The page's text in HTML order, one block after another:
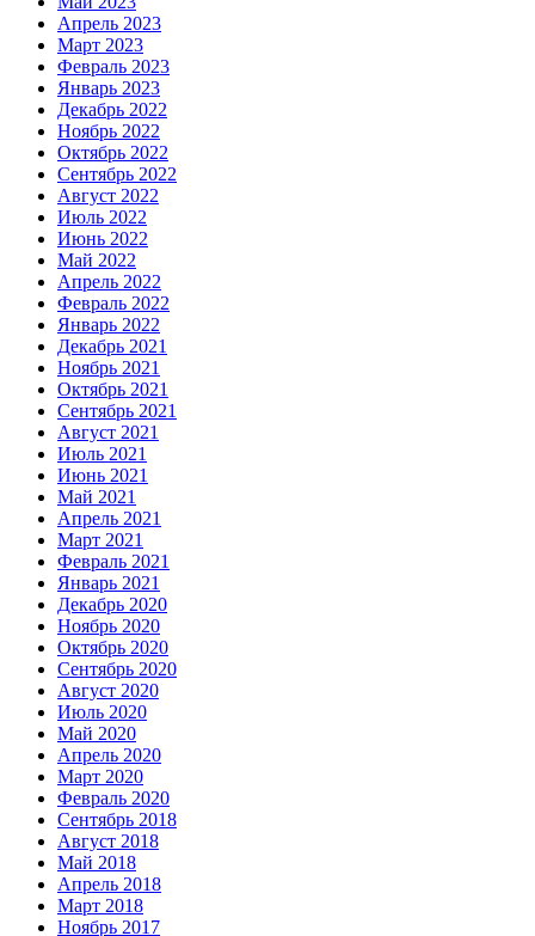
Апрель 2023
Март 2023
Февраль 2023
Январь 2023
Декабрь 2022
Ноябрь 2022
Октябрь 2022
Сентябрь 2022
Август 2022
Июль 2022
Июнь 2022
Май 2022
Апрель 2022
Февраль 2022
Январь 2022
Декабрь 2021
Ноябрь 2021
Октябрь 2021
Сентябрь 2021
Август 2021
Июль 2021
Июнь 2021
Май 2021
Апрель 2021
Март 2021
Февраль 2021
Январь 2021
Декабрь 2020
Ноябрь 2020
Октябрь 2020
Сентябрь 2020
Август 2020
Июль 2020
Май 2020
Апрель 2020
Март 2020
Февраль 2020
Сентябрь 2018
Август 2018
Май 2018
Апрель 2018
Март 2018
Ноябрь 2017